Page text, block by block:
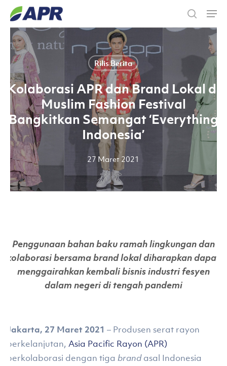
Skip
main
content
Rilis Berita
Kolaborasi APR dan Brand Lokal di
Muslim Fashion Festival
Bangkitkan Semangat ‘Everything
Indonesia’
27 Maret 2021
Penggunaan bahan baku ramah lingkungan dan
kolaborasi bersama brand lokal diharapkan dapat
menggairahkan kembali bisnis industri fesyen
dalam negeri di tengah pandemi
Jakarta, 27 Maret 2021– Produsen serat rayon
berkelanjutan,Asia Pacific Rayon (APR)
berkolaborasi dengan tigabrandasal Indonesia